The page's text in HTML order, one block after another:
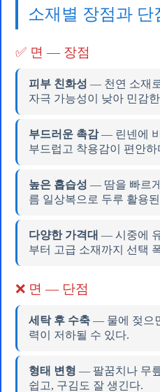
소재별 장점과 단
✅ 면 — 장점
피부 친화성 — 천연 소재
자극 가능성이 낮아 민감
부드러운 촉감— 린넨에 비
부드럽고 착용감이 편안하
높은 흡습성 — 땀을 빠르
름 일상복으로 두루 활용
다양한 가격대 — 시중에
부터 고급 소재까지 선택
❌ 면 — 단점
세탁 후 수축 — 물에 젖으
력이 저하될 수 있다.
형태 변형 — 팔꿈치나 무
쉽고, 구김도 잘 생긴다.